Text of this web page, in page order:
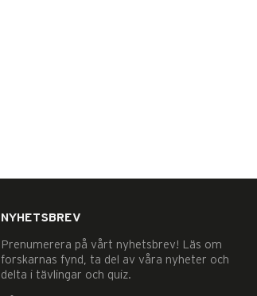
NYHETSBREV
Prenumerera på vårt nyhetsbrev! Läs om
forskarnas fynd, ta del av våra nyheter och
delta i tävlingar och quiz.